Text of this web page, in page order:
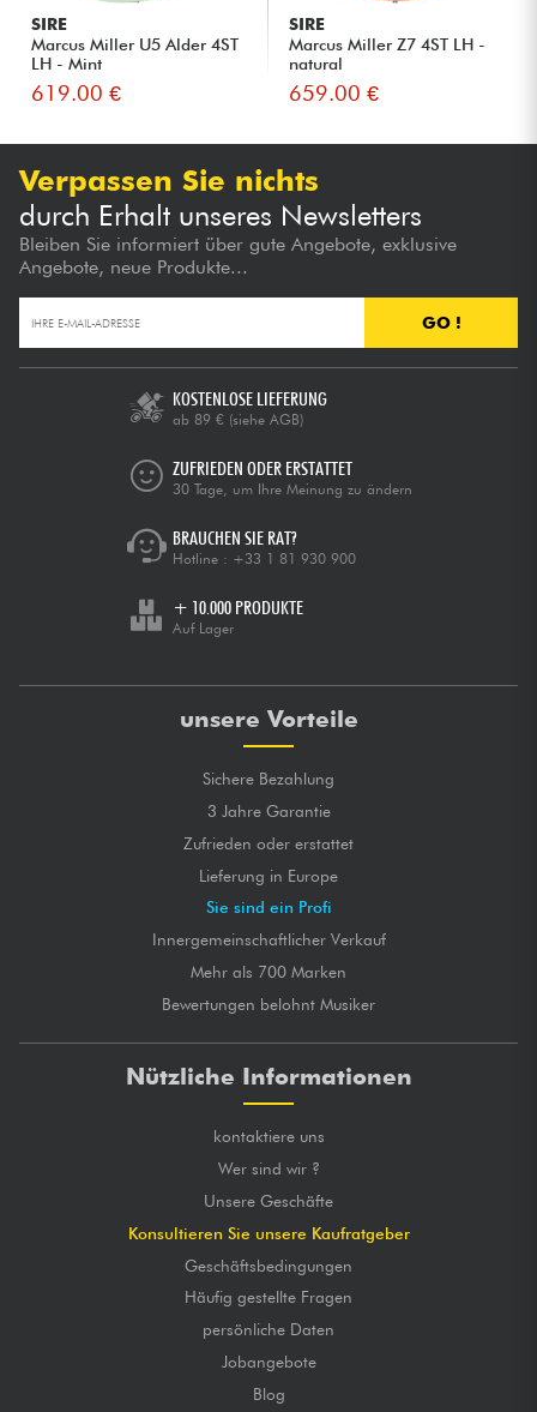
SIRE
Marcus Miller U5 Alder 4ST
LH - Mint
619.00 €
SIRE
Marcus Miller Z7 4ST LH -
natural
659.00 €
Verpassen Sie nichts
durch Erhalt unseres Newsletters
Bleiben Sie informiert über gute Angebote, exklusive
Angebote, neue Produkte...
GO !
KOSTENLOSE LIEFERUNG
ab 89 € (siehe AGB)
ZUFRIEDEN ODER ERSTATTET
30 Tage, um Ihre Meinung zu ändern
BRAUCHEN SIE RAT?
Hotline : +33 1 81 930 900
+ 10.000 PRODUKTE
Auf Lager
unsere Vorteile
Sichere Bezahlung
3 Jahre Garantie
Zufrieden oder erstattet
Lieferung in Europe
Sie sind ein Profi
Innergemeinschaftlicher Verkauf
Mehr als 700 Marken
Bewertungen belohnt Musiker
Nützliche Informationen
kontaktiere uns
Wer sind wir ?
Unsere Geschäfte
Konsultieren Sie unsere Kaufratgeber
Geschäftsbedingungen
Häufig gestellte Fragen
persönliche Daten
Jobangebote
Blog